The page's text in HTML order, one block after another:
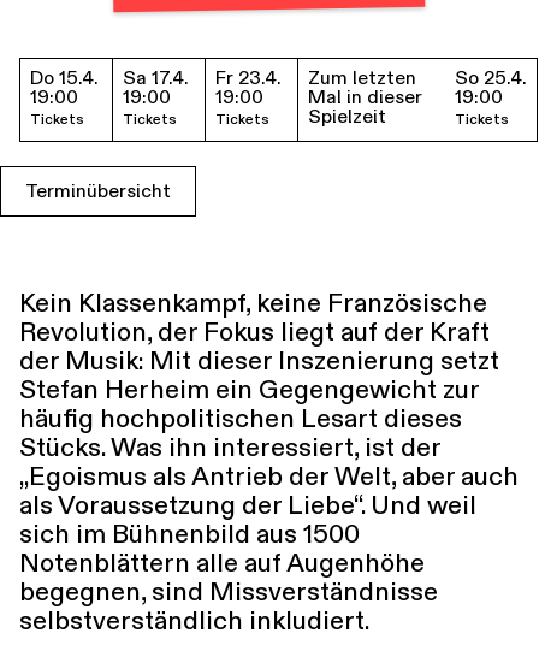
Termine & Tickets
Do 15.4.
19:00
Tickets
Sa 17.4.
19:00
Tickets
Fr 23.4.
19:00
Tickets
Zum letzten
Mal in dieser
Spielzeit
So 25.4.
19:00
Tickets
Terminübersicht
Kein Klassenkampf, keine Französische
Revolution, der Fokus liegt auf der Kraft
der Musik: Mit dieser Inszenierung setzt
Stefan Herheim ein Gegengewicht zur
häufig hochpolitischen Lesart dieses
Stücks. Was ihn interessiert, ist der
„Egoismus als Antrieb der Welt, aber auch
als Voraussetzung der Liebe“. Und weil
sich im Bühnenbild aus 1500
Notenblättern alle auf Augenhöhe
begegnen, sind Missverständnisse
selbstverständlich inkludiert.